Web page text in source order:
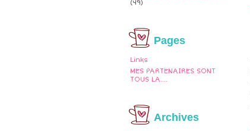
(49)
Pages
Links
MES PARTENAIRES SONT
TOUS LA....
Archives